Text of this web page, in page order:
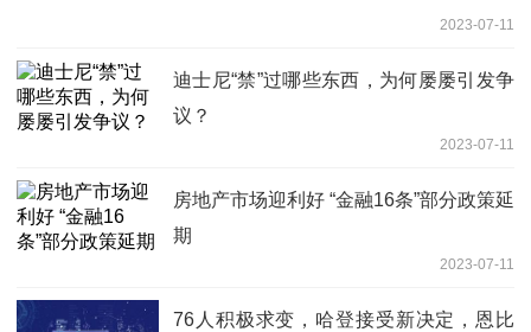
2023-07-11
迪士尼“禁”过哪些东西，为何屡屡引发争
议？
2023-07-11
房地产市场迎利好 “金融16条”部分政策延
期
2023-07-11
76人积极求变，哈登接受新决定，恩比